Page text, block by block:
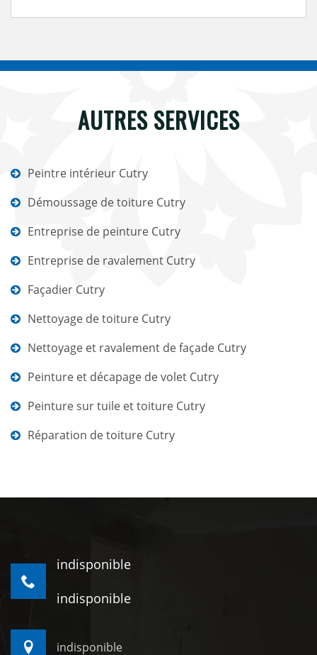
AUTRES SERVICES
Peintre intérieur Cutry
Démoussage de toiture Cutry
Entreprise de peinture Cutry
Entreprise de ravalement Cutry
Façadier Cutry
Nettoyage de toiture Cutry
Nettoyage et ravalement de façade Cutry
Peinture et décapage de volet Cutry
Peinture sur tuile et toiture Cutry
Réparation de toiture Cutry
indisponible
indisponible
indisponible